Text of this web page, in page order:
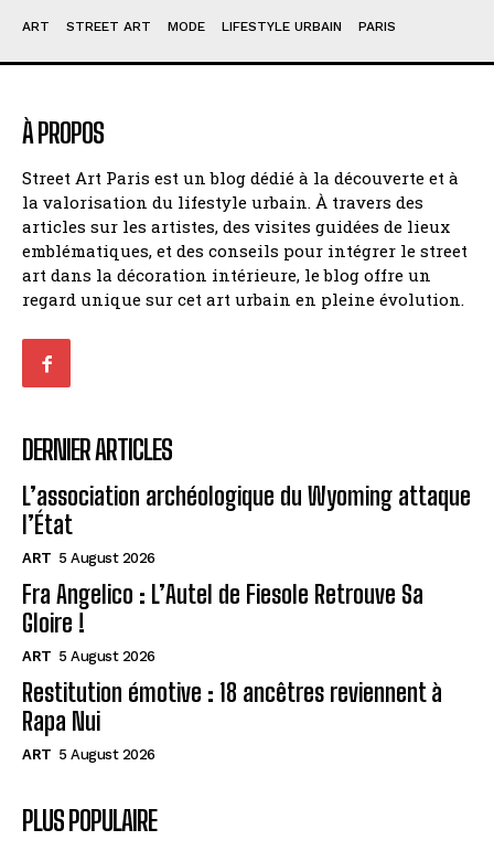
ART STREET ART MODE LIFESTYLE URBAIN PARIS
À PROPOS
Street Art Paris est un blog dédié à la découverte et à
la valorisation du lifestyle urbain. À travers des
articles sur les artistes, des visites guidées de lieux
emblématiques, et des conseils pour intégrer le street
art dans la décoration intérieure, le blog offre un
regard unique sur cet art urbain en pleine évolution.
DERNIER ARTICLES
L’association archéologique du Wyoming attaque
l’État
ART 5 August 2026
Fra Angelico : L’Autel de Fiesole Retrouve Sa
Gloire !
ART 5 August 2026
Restitution émotive : 18 ancêtres reviennent à
Rapa Nui
ART 5 August 2026
PLUS POPULAIRE